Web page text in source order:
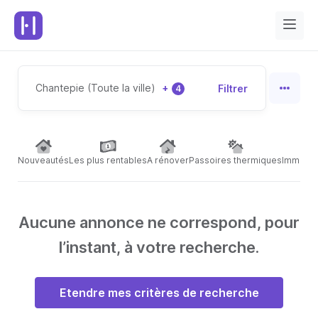
Chantepie (Toute la ville) + 4 Filtrer
NouveautésLes plus rentablesA rénoverPassoires thermiques
Aucune annonce ne correspond, pour
l’instant, à votre recherche.
Etendre mes critères de recherche